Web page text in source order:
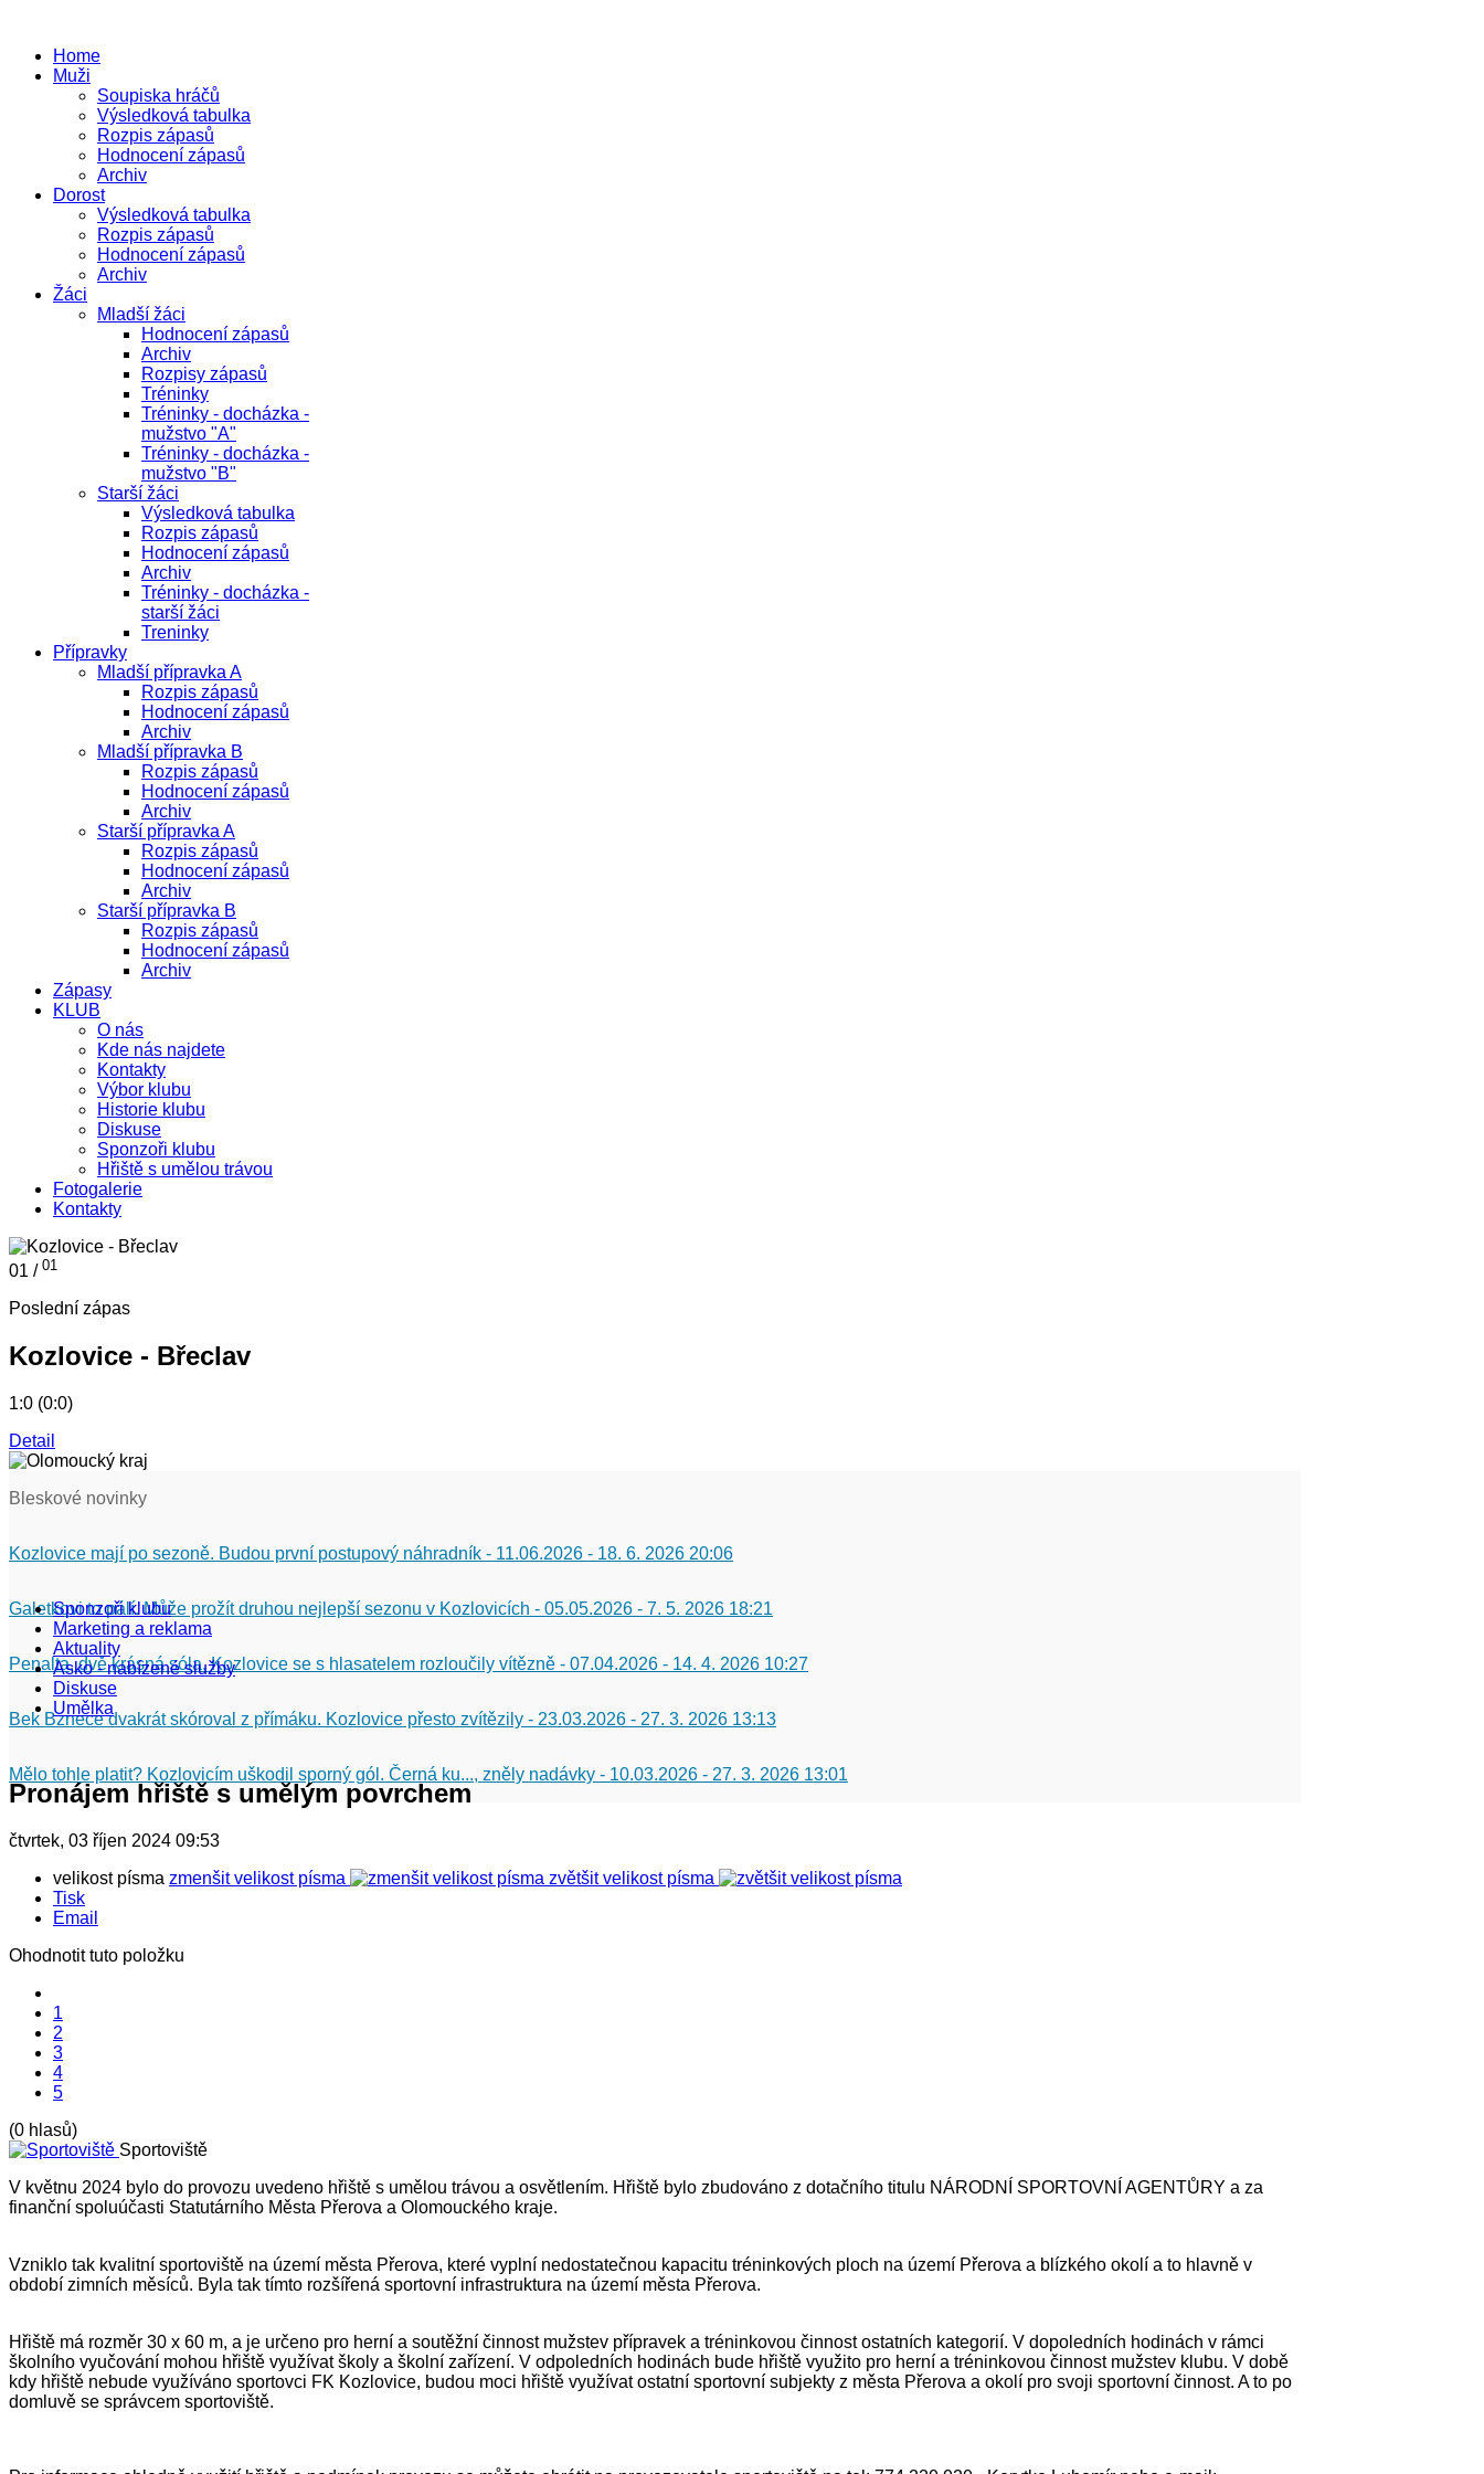
Home
Muži
Soupiska hráčů
Výsledková tabulka
Rozpis zápasů
Hodnocení zápasů
Archiv
Dorost
Výsledková tabulka
Rozpis zápasů
Hodnocení zápasů
Archiv
Žáci
Mladší žáci
Hodnocení zápasů
Archiv
Rozpisy zápasů
Tréninky
Tréninky - docházka -
mužstvo "A"
Tréninky - docházka -
mužstvo "B"
Starší žáci
Výsledková tabulka
Rozpis zápasů
Hodnocení zápasů
Archiv
Tréninky - docházka -
starší žáci
Treninky
Přípravky
Mladší přípravka A
Rozpis zápasů
Hodnocení zápasů
Archiv
Mladší přípravka B
Rozpis zápasů
Hodnocení zápasů
Archiv
Starší přípravka A
Rozpis zápasů
Hodnocení zápasů
Archiv
Starší přípravka B
Rozpis zápasů
Hodnocení zápasů
Archiv
Zápasy
KLUB
O nás
Kde nás najdete
Kontakty
Výbor klubu
Historie klubu
Diskuse
Sponzoři klubu
Hřiště s umělou trávou
Fotogalerie
Kontakty
01 / 01
Poslední zápas
Kozlovice - Břeclav
1:0 (0:0)
Detail
Bleskové novinky
Kozlovice mají po sezoně. Budou první postupový náhradník - 11.06.2026 - 18. 6. 2026 20:06
Galetkovi to pálí. Může prožít druhou nejlepší sezonu v Kozlovicích - 05.05.2026 - 7. 5. 2026 18:21
Penalta, dvě krásná sóla. Kozlovice se s hlasatelem rozloučily vítězně - 07.04.2026 - 14. 4. 2026 10:27
Bek Bznece dvakrát skóroval z přímáku. Kozlovice přesto zvítězily - 23.03.2026 - 27. 3. 2026 13:13
Mělo tohle platit? Kozlovicím uškodil sporný gól. Černá ku..., zněly nadávky - 10.03.2026 - 27. 3. 2026 13:01
Sponzoři klubu
Marketing a reklama
Aktuality
Asko - nabízené služby
Diskuse
Umělka
Pronájem hřiště s umělým povrchem
čtvrtek, 03 říjen 2024 09:53
velikost písma zmenšit velikost písma
zvětšit velikost písma
Tisk
Email
Ohodnotit tuto položku
1
2
3
4
5
(0 hlasů)
Sportoviště
V květnu 2024 bylo do provozu uvedeno hřiště s umělou trávou a osvětlením. Hřiště bylo zbudováno z dotačního titulu NÁRODNÍ SPORTOVNÍ AGENTŮRY a za
finanční spoluúčasti Statutárního Města Přerova a Olomouckého kraje.
Vzniklo tak kvalitní sportoviště na území města Přerova, které vyplní nedostatečnou kapacitu tréninkových ploch na území Přerova a blízkého okolí a to hlavně v
období zimních měsíců. Byla tak tímto rozšířená sportovní infrastruktura na území města Přerova.
Hřiště má rozměr 30 x 60 m, a je určeno pro herní a soutěžní činnost mužstev přípravek a tréninkovou činnost ostatních kategorií. V dopoledních hodinách v rámci
školního vyučování mohou hřiště využívat školy a školní zařízení. V odpoledních hodinách bude hřiště využito pro herní a tréninkovou činnost mužstev klubu. V době
kdy hřiště nebude využíváno sportovci FK Kozlovice, budou moci hřiště využívat ostatní sportovní subjekty z města Přerova a okolí pro svoji sportovní činnost. A to po
domluvě se správcem sportoviště.